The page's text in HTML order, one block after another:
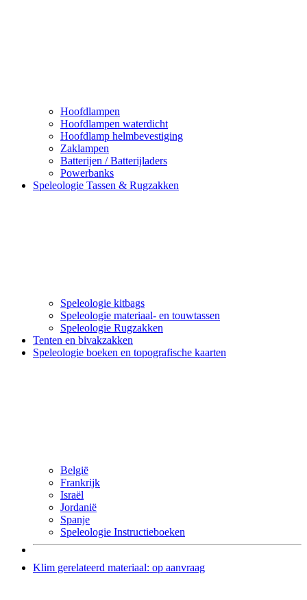
Hoofdlampen
Hoofdlampen waterdicht
Hoofdlamp helmbevestiging
Zaklampen
Batterijen / Batterijladers
Powerbanks
Speleologie Tassen & Rugzakken
Speleologie kitbags
Speleologie materiaal- en touwtassen
Speleologie Rugzakken
Tenten en bivakzakken
Speleologie boeken en topografische kaarten
België
Frankrijk
Israël
Jordanië
Spanje
Speleologie Instructieboeken
Klim gerelateerd materiaal: op aanvraag